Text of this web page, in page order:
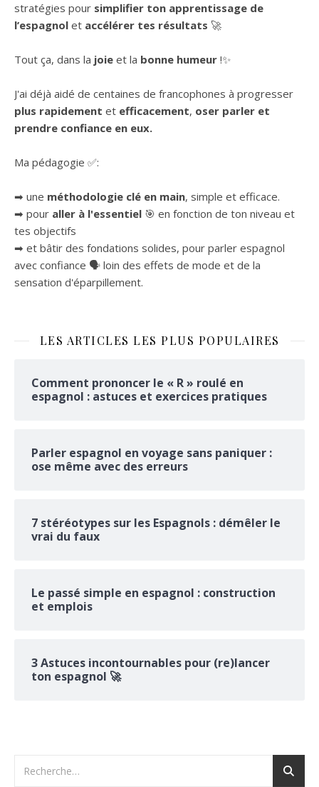
stratégies pour simplifier ton apprentissage de
l’espagnol et accélérer tes résultats 🚀
Tout ça, dans la joie et la bonne humeur !✨
J'ai déjà aidé de centaines de francophones à progresser
plus rapidement et efficacement, oser parler et
prendre confiance en eux.
Ma pédagogie ✅:
➡ une méthodologie clé en main, simple et efficace.
➡ pour aller à l'essentiel 🎯 en fonction de ton niveau et
tes objectifs
➡ et bâtir des fondations solides, pour parler espagnol
avec confiance 🗣 loin des effets de mode et de la
sensation d'éparpillement.
LES ARTICLES LES PLUS POPULAIRES
Comment prononcer le « R » roulé en
espagnol : astuces et exercices pratiques
Parler espagnol en voyage sans paniquer :
ose même avec des erreurs
7 stéréotypes sur les Espagnols : démêler le
vrai du faux
Le passé simple en espagnol : construction
et emplois
3 Astuces incontournables pour (re)lancer
ton espagnol 🚀